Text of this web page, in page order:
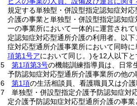
規定する単独型・併設型指定認知症対
介護の事業と単独型・併設型指定認知
一の事業所において一体的に運営され
定認知症対応型通所介護の利用者。以
症対応型通所介護事業所において同時
項第1号アにおいて同じ。)を12人以下と
5
第1項第3号の機能訓練指導員は、日常
予防認知症対応型通所介護事業所の他
6
第1項の生活相談員、看護職員又は介
7
単独型・併設型指定介護予防認知症対
定介護予防認知症対応型通所介護の事